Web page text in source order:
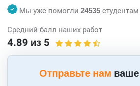
Мы уже помогли 24535 студентам
Средний балл наших работ
4.89 из 5
Отправьте нам